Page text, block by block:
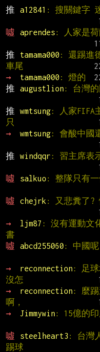
推
a12841 : 搜關鍵字
噓
aprendes : 人家是荷
推
tamama000 : 還踢進
車尾
→
tamama000 : 燈的
推
augustlion: 台灣的
推
wmtsung: 人家FIFA
只
→
wmtsung: 會酸中國
推
windqqr : 習主席表
噓
salkuo : 整隊只有一
噓
chejrk : 又悲糞了?
→
ljm87 : 沒有運動文
書
噓
abcd255060 : 中國呢
→
reconnection: 足球
沒怎
→
reconnection: 麼踢
啊，
→
Jimmywin: 15億的印
噓
steelheart3 : 台灣
踢球